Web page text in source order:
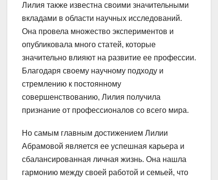
Лилия также известна своими значительными
вкладами в области научных исследований.
Она провела множество экспериментов и
опубликовала много статей, которые
значительно влияют на развитие ее профессии.
Благодаря своему научному подходу и
стремлению к постоянному
совершенствованию, Лилия получила
признание от профессионалов со всего мира.
Но самым главным достижением Лилии
Абрамовой является ее успешная карьера и
сбалансированная личная жизнь. Она нашла
гармонию между своей работой и семьей, что